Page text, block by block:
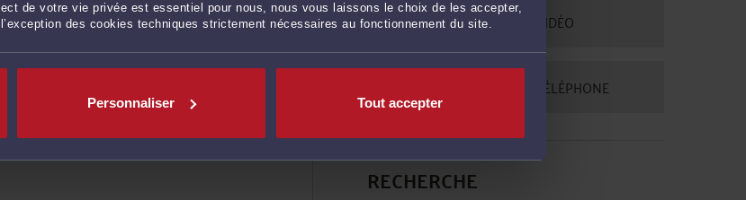
de votre vie privée est essentiel pour nous, nous vous laissons le choix de les accepter,
des cookies techniques strictement nécessaires au fonctionnement du site.
Personnaliser Tout accepter
avoir dénoncé des faits de racisme
16 juin 2026, la Cour d’appel de Paris a
>
CONSULTER PAR VIDÉO
CONSULTER PAR TÉLÉPHONE
RECHERCHE